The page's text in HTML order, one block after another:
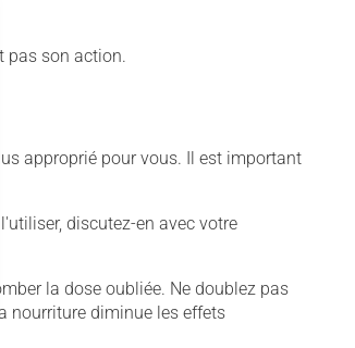
pas son action.
approprié pour vous. Il est important
discutez-en avec votre
la dose oubliée. Ne doublez pas
nourriture diminue les effets